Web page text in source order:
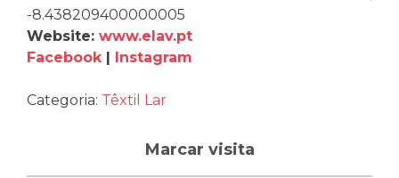
-8.438209400000005
Website: www.elav.pt
Facebook| Instagram
Categoria: Têxtil Lar
Marcar visita